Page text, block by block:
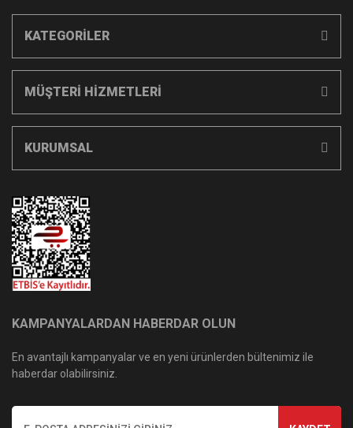
KATEGORİLER
MÜŞTERİ HİZMETLERİ
KURUMSAL
KAMPANYALARDAN HABERDAR OLUN
En avantajlı kampanyalar ve en yeni ürünlerden bültenimiz ile
haberdar olabilirsiniz.